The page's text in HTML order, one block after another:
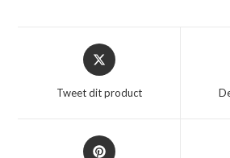
Opent
in
nieuw
Tweet dit product
Opent